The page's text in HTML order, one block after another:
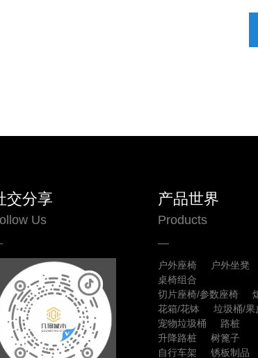
交分享
Us
产品世界
Products
户外座椅
户外坐凳
桌椅组合
切片座椅/参数座椅
花箱/花钵
垃圾桶/果
宠物垃圾桶
路桩
升降路桩
树篦子
自行车架
锈板制品